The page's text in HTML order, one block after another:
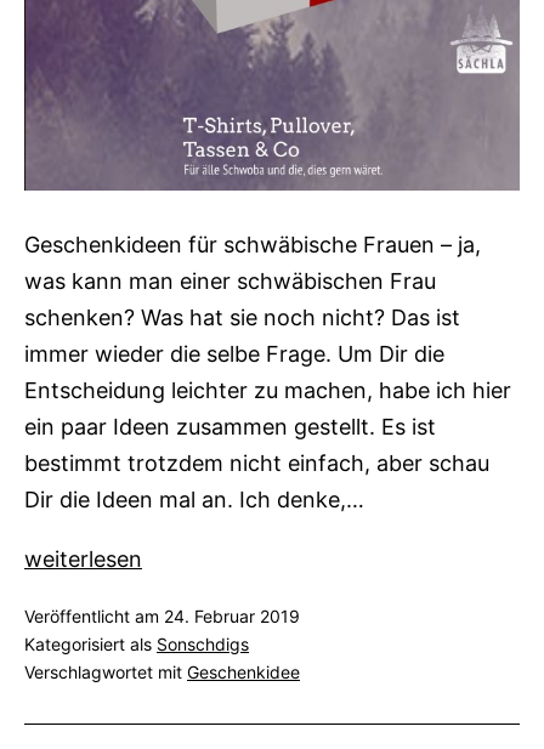
Geschenkideen für schwäbische Frauen – ja,
was kann man einer schwäbischen Frau
schenken? Was hat sie noch nicht? Das ist
immer wieder die selbe Frage. Um Dir die
Entscheidung leichter zu machen, habe ich hier
ein paar Ideen zusammen gestellt. Es ist
bestimmt trotzdem nicht einfach, aber schau
Dir die Ideen mal an. Ich denke,…
Geschenkideen
schwäbische
Frauen
Was
weiterlesen
Veröffentlicht am 24. Februar 2019
Kategorisiert als Sonschdigs
Verschlagwortet mit Geschenkidee